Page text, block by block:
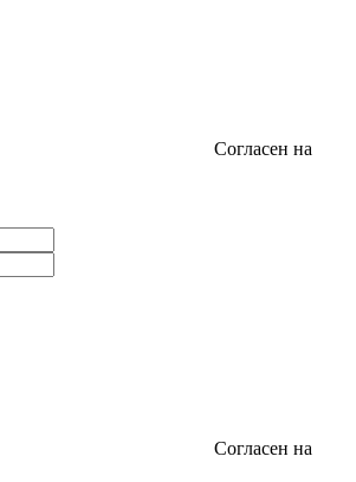
Согласен на
Согласен на